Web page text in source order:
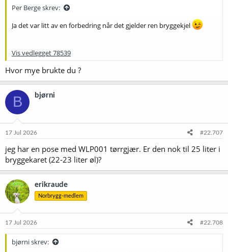
Per Berge skrev:
Ja det var litt av en forbedring når det gjelder ren bryggekjel
Vis vedlegget 78539
Hvor mye brukte du ?
B bjørni
17 Jul 2026 #22.707
jeg har en pose med WLP001 tørrgjær. Er den nok til 25 liter i
bryggekaret (22-23 liter øl)?
erikraude
Norbrygg-medlem
17 Jul 2026 #22.708
bjørni skrev: